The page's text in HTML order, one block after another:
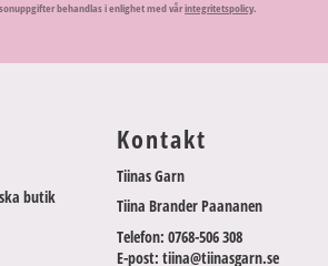
behandlas i enlighet med vårintegritetspolicy.
butik
Kontakt
Tiinas Garn
Tiina Brander Paananen
Telefon: 0768-506 308
E-post: tiina@tiinasgarn.se